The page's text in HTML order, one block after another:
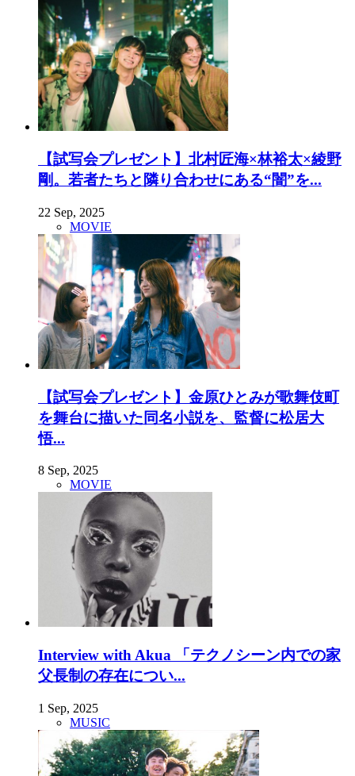
【試写会プレゼント】北村匠海×林裕太×綾野
剛。若者たちと隣り合わせにある“闇”を...
22 Sep, 2025
MOVIE
【試写会プレゼント】金原ひとみが歌舞伎町
を舞台に描いた同名小説を、監督に松居大
悟...
8 Sep, 2025
MOVIE
Interview with Akua 「テクノシーン内での家
父長制の存在につい...
1 Sep, 2025
MUSIC